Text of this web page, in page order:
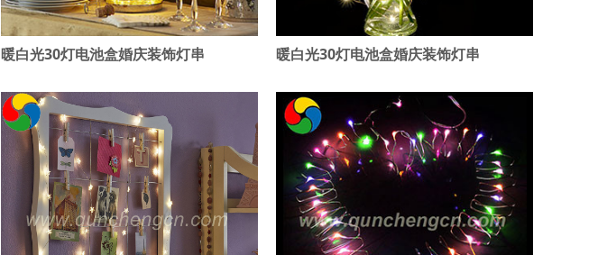
暖白光30灯电池盒婚庆装饰灯串 暖白光30灯电池盒婚庆装饰灯串